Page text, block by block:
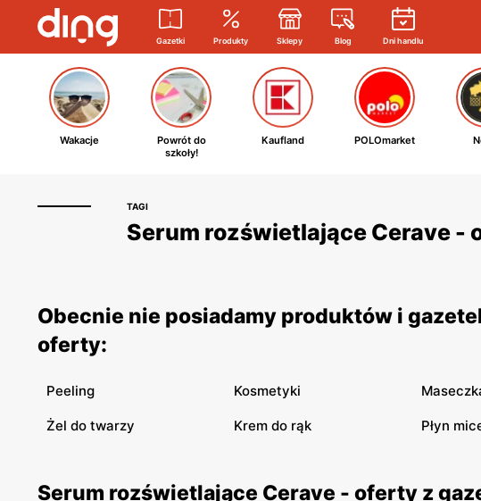
Gazetki Produkty Sklepy Blog Dni handlu
Wakacje
Powrót do
szkoły!
Kaufland POLOmarket
TAGI
Serum rozświetlające Cerave -
Obecnie nie posiadamy produktów i
oferty:
Peeling Kosmetyki
Żel do twarzy Krem do rąk Płyn
Serum rozświetlające Cerave - oferty z